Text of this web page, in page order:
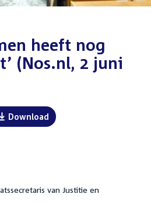
heeft nog
(Nos.nl, 2 juni
Download
van Justitie en